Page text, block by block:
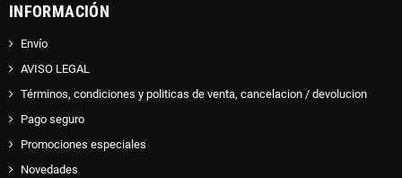
INFORMACIÓN
Envío
AVISO LEGAL
Términos, condiciones y politicas de venta, cancelacion / devolucion
Pago seguro
Promociones especiales
Novedades